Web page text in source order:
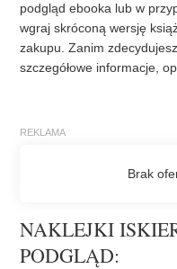
podgląd ebooka lub w
wgraj skróconą wersję
zakupu. Zanim
szczegółowe informacje,
NAKLEJKI
PODGLĄD: